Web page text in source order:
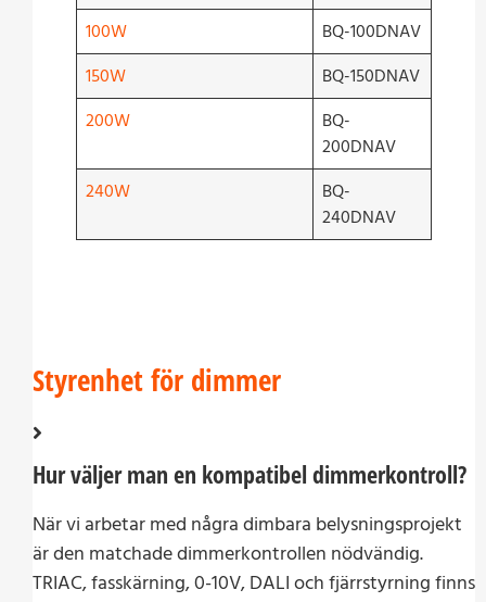
100W
BQ-100DNAV
150W
BQ-150DNAV
200W
BQ-
200DNAV
240W
BQ-
240DNAV
Styrenhet för dimmer
Hur väljer man en kompatibel dimmerkontroll?
När vi arbetar med några dimbara belysningsprojekt
är den matchade dimmerkontrollen nödvändig.
TRIAC, fasskärning, 0-10V, DALI och fjärrstyrning finns